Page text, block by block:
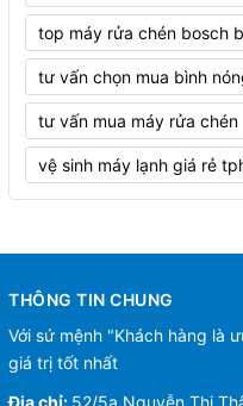
top máy rửa chén bosch
tư vấn chọn mua bình
tư vấn mua máy rửa chén
vệ sinh máy lạnh giá rẻ
THÔNG TIN CHUNG
Với sứ mệnh "Khách hàng là
giá trị tốt nhất
Địa chỉ: 52/5a Nguyễn Thị